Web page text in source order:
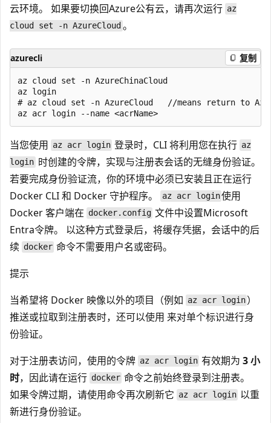
云环境。 如果要切换回Azure公有云，请再次运行 az
cloud set -n AzureCloud 。
azurecli 复制
az cloud set -n AzureChinaCloud
az login
# az cloud set -n AzureCloud   //means return to
当您使用 az acr login 登录时，CLI 将利用您在执行 az
login 时创建的令牌，实现与注册表会话的无缝身份验证。
若要完成身份验证流，你的环境中必须已安装且正在运行
Docker CLI 和 Docker 守护程序。
az acr login使用
Docker 客户端在 docker.config 文件中设置Microsoft
Entra令牌。 以这种方式登录后，将缓存凭据，会话中的后
续 docker 命令不需要用户名或密码。
提示
当希望将 Docker 映像以外的项目（例如 az acr login ）
推送或拉取到注册表时，还可以使用 来对单个标识进行身
份验证。
对于注册表访问，使用的令牌 az acr login 有效期为3 小
时，因此请在运行 docker 命令之前始终登录到注册表。
如果令牌过期，请使用命令再次刷新它 az acr login 以重
新进行身份验证。